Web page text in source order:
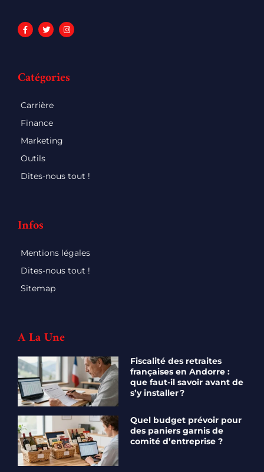
Catégories
Carrière
Finance
Marketing
Outils
Dites-nous tout !
Infos
Mentions légales
Dites-nous tout !
Sitemap
A La Une
Fiscalité des retraites
françaises en Andorre :
que faut-il savoir avant de
s’y installer ?
Quel budget prévoir pour
des paniers garnis de
comité d’entreprise ?